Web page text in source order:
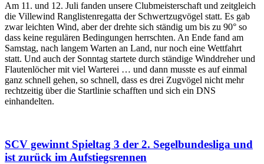
Am 11. und 12. Juli fanden unsere Clubmeisterschaft und zeitgleich
die Villewind Ranglistenregatta der Schwertzugvögel statt. Es gab
zwar leichten Wind, aber der drehte sich ständig um bis zu 90° so
dass keine regulären Bedingungen herrschten. An Ende fand am
Samstag, nach langem Warten an Land, nur noch eine Wettfahrt
statt. Und auch der Sonntag startete durch ständige Winddreher und
Flautenlöcher mit viel Warterei … und dann musste es auf einmal
ganz schnell gehen, so schnell, dass es drei Zugvögel nicht mehr
rechtzeitig über die Startlinie schafften und sich ein DNS
einhandelten.
SCV gewinnt Spieltag 3 der 2. Segelbundesliga und
ist zurück im Aufstiegsrennen